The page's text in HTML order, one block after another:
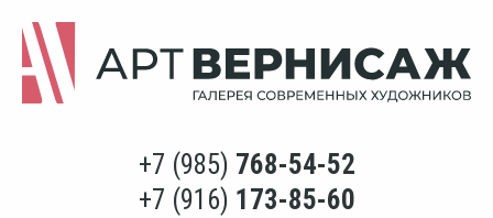
+7 (985) 768-54-52
+7 (916) 173-85-60